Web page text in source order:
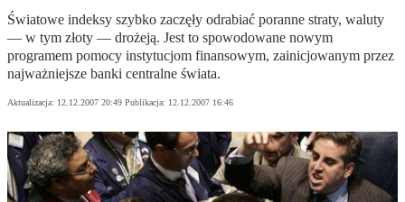
Światowe indeksy szybko zaczęły odrabiać poranne straty, waluty
— w tym złoty — drożeją. Jest to spowodowane nowym
programem pomocy instytucjom finansowym, zainicjowanym przez
najważniejsze banki centralne świata.
Aktualizacja: 12.12.2007 20:49 Publikacja: 12.12.2007 16:46